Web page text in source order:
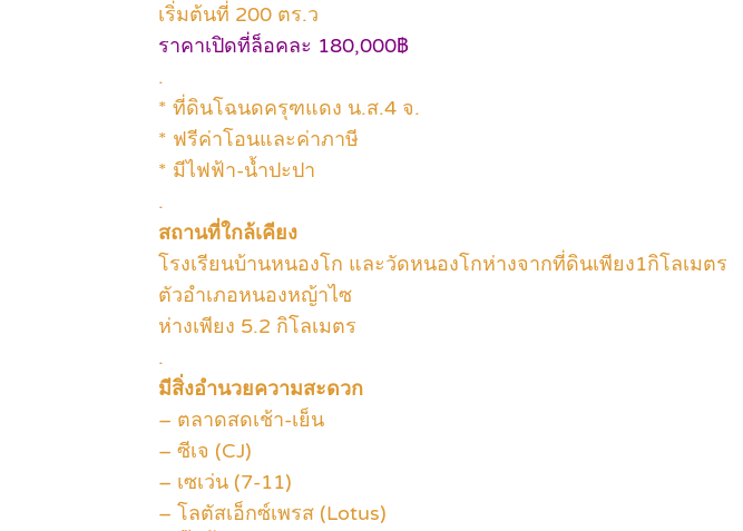
เริ่มต้นที่ 200 ตร.ว
ราคาเปิดที่ล็อคละ 180,000฿
.
* ที่ดินโฉนดครุฑแดง น.ส.4 จ.
* ฟรีค่าโอนและค่าภาษี
* มีไฟฟ้า-น้ำปะปา
.
สถานที่ใกล้เคียง
โรงเรียนบ้านหนองโก และวัดหนองโกห่างจากที่ดินเพียง1กิโลเมตร
ตัวอำเภอหนองหญ้าไซ
ห่างเพียง 5.2 กิโลเมตร
.
มีสิ่งอำนวยความสะดวก
– ตลาดสดเช้า-เย็น
– ซีเจ (CJ)
– เซเว่น (7-11)
– โลตัสเอ็กซ์เพรส (Lotus)